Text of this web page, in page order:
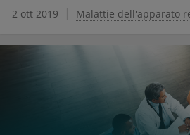
2 ott 2019 Malattie dell'apparato